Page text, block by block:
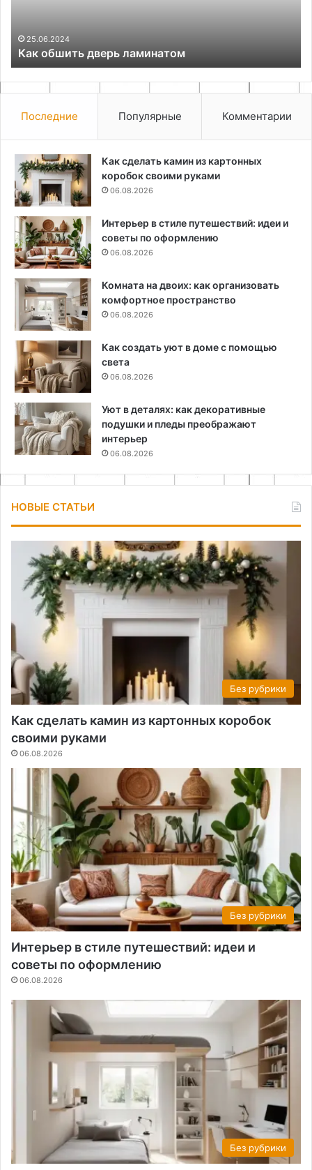
25.06.2024
Как обшить дверь ламинатом
Последние Популярные Комментарии
Как сделать камин из картонных
коробок своими руками
06.08.2026
Интерьер в стиле путешествий: идеи и
советы по оформлению
06.08.2026
Комната на двоих: как организовать
комфортное пространство
06.08.2026
Как создать уют в доме с помощью
света
06.08.2026
Уют в деталях: как декоративные
подушки и пледы преображают
интерьер
06.08.2026
НОВЫЕ СТАТЬИ
Без рубрики
Как сделать камин из картонных коробок
своими руками
06.08.2026
Без рубрики
Интерьер в стиле путешествий: идеи и
советы по оформлению
06.08.2026
Без рубрики